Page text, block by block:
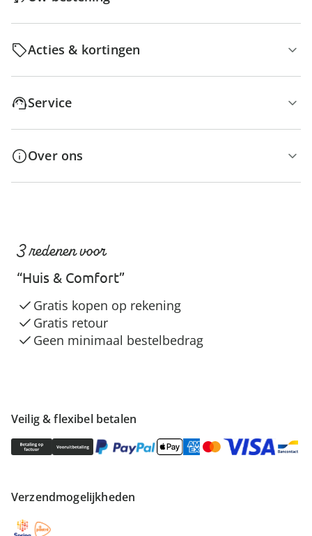
Acties & kortingen
Service
Over ons
Veilig & flexibel betalen
Verzendmogelijkheden
3 redenen voor
“Huis & Comfort”
Gratis kopen op rekening
Gratis retour
Geen minimaal bestelbedrag